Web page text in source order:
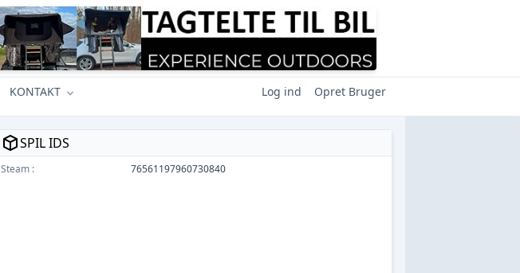
KONTAKT Log ind Opret Bruger
SPIL IDS
Steam : 76561197960730840